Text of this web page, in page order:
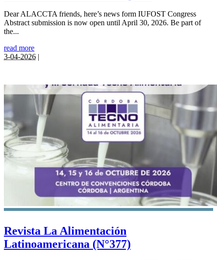
Dear ALACCTA friends, here’s news form IUFOST Congress
Abstract submission is now open until April 30, 2026. Be part of
the...
read more
3-04-2026 |
Revista La Alimentación
Latinoamericana (N°377)